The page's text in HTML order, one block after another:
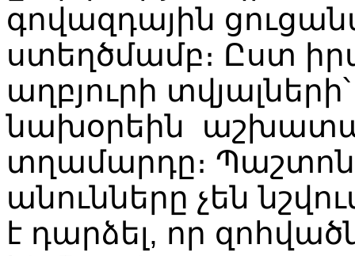
գովազդային
ստեղծմամբ։ Ըստ
աղբյուրի տվյալների՝
նախօրեին
տղամարդը։
անունները չեն
է դարձել, որ